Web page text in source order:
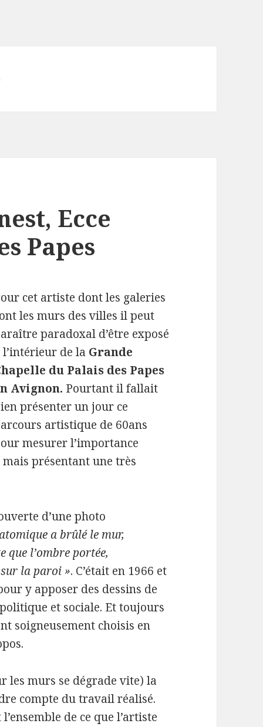
Ecce
Papes
cet artiste dont les galeries
les murs des villes il peut
paradoxal d’être exposé
l’intérieur de la Grande
du Palais des Papes
Avignon. Pourtant il fallait
présenter un jour ce
artistique de 60ans
mesurer l’importance
présentant une très
d’une photo
a brûlé le mur,
que l’ombre portée,
la paroi ». C’était en 1966 et
y apposer des dessins de
et sociale. Et toujours
soigneusement choisis en
les murs se dégrade vite) la
compte du travail réalisé.
de ce que l’artiste